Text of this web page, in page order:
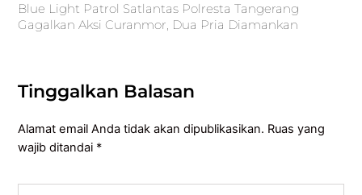
Blue Light Patrol Satlantas Polresta Tangerang
Gagalkan Aksi Curanmor, Dua Pria Diamankan
Tinggalkan Balasan
Alamat email Anda tidak akan dipublikasikan. Ruas yang
wajib ditandai *